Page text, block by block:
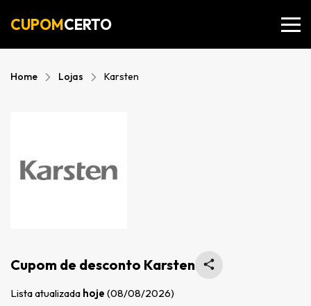
CUPOMCERTO
Home Lojas Karsten
Cupom de desconto Karsten
Lista atualizada hoje (08/08/2026)